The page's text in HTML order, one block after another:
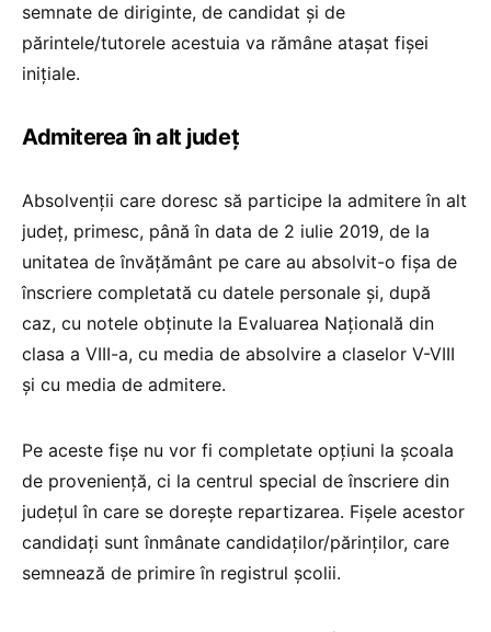
semnate de diriginte, de candidat şi de
părintele/tutorele acestuia va rămâne ataşat fişei
iniţiale.
Admiterea în alt județ
Absolvenţii care doresc să participe la admitere în alt
judeţ, primesc, până în data de 2 iulie 2019, de la
unitatea de învățământ pe care au absolvit-o fişa de
înscriere completată cu datele personale şi, după
caz, cu notele obţinute la Evaluarea Naţională din
clasa a VIII-a, cu media de absolvire a claselor V-VIII
și cu media de admitere.
Pe aceste fişe nu vor fi completate opţiuni la şcoala
de provenienţă, ci la centrul special de înscriere din
judeţul în care se doreşte repartizarea. Fişele acestor
candidaţi sunt înmânate candidaţilor/părinţilor, care
semnează de primire în registrul şcolii.